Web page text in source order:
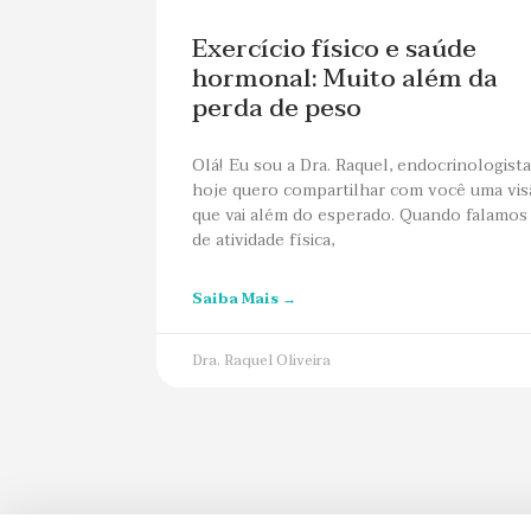
Exercício físico e saúde
hormonal: Muito além da
perda de peso
Olá! Eu sou a Dra. Raquel,
hoje quero compartilhar com você uma
que vai além do esperado. Quando falamos
de atividade física,
Saiba Mais →
Dra. Raquel Oliveira